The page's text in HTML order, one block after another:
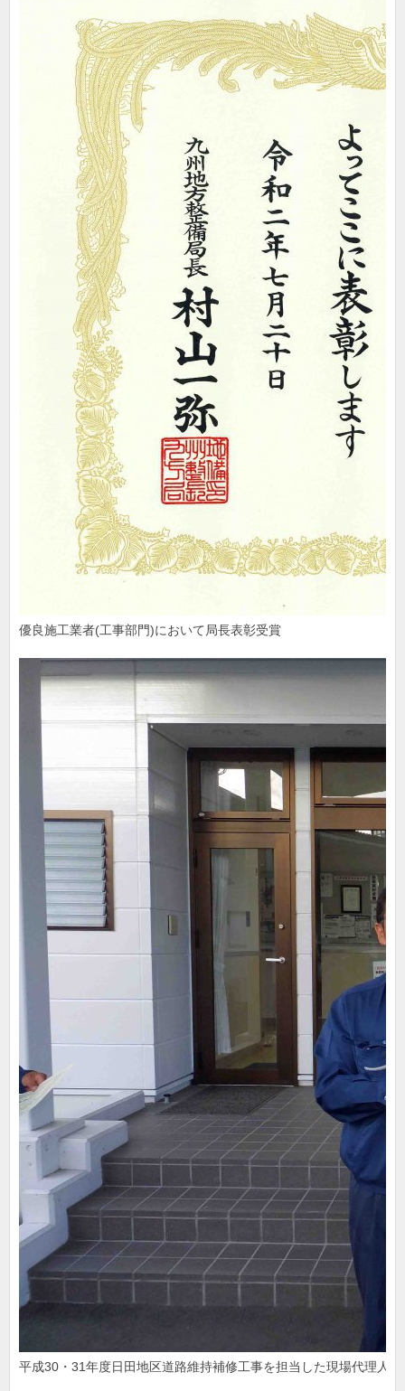
優良施工業者(工事部門)において局長表彰受賞
平成30・31年度日田地区道路維持補修工事を担当した現場代理人(